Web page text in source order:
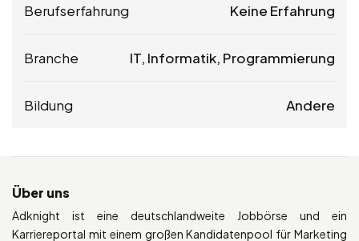
Berufserfahrung Keine Erfahrung
Branche IT, Informatik, Programmierung
Bildung Andere
Über uns
Adknight ist eine deutschlandweite Jobbörse und ein
Karriereportal mit einem großen Kandidatenpool für Marketing